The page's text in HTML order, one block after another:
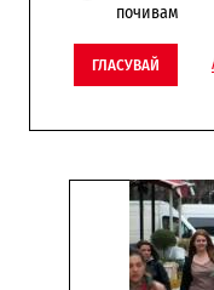
почивам
ГЛАСУВАЙ